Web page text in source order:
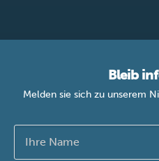
Bleib
Melden sie sich zu unserem